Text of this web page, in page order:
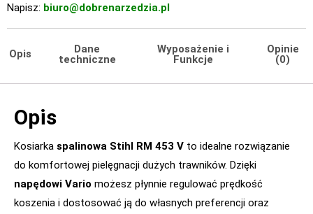
Napisz: biuro@dobrenarzedzia.pl
Opis
Dane
techniczne
Wyposażenie i
Funkcje
Opinie
(0)
Opis
Kosiarka spalinowa Stihl RM 453 V to idealne rozwiązanie
do komfortowej pielęgnacji dużych trawników. Dzięki
napędowi Vario możesz płynnie regulować prędkość
koszenia i dostosować ją do własnych preferencji oraz